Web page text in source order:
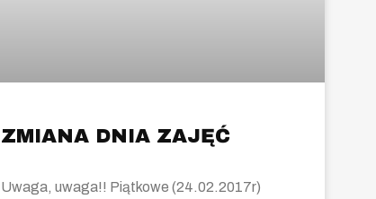
ZMIANA DNIA ZAJĘĆ
Uwaga, uwaga!! Piątkowe (24.02.2017r)